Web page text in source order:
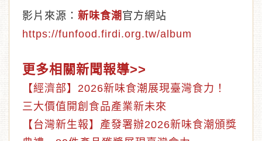
影片來源：新味食潮 官方網站
https://funfood.firdi.org.tw/album
更多相關新聞報導>>
【經濟部】 2026新味食潮展現臺灣食力！
三大價值開創食品產業新未來
【台灣新生報】產發署辦2026新味食潮頒獎